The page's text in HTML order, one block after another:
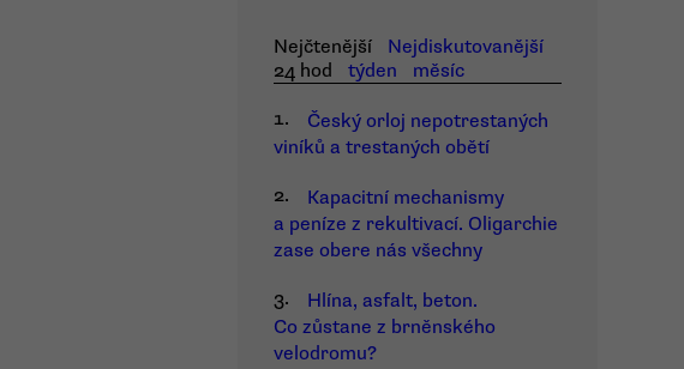
Nejčtenější
Nejdiskutovanější
24 hod
týden
měsíc
1.
Český orloj nepotrestaných
viníků a trestaných obětí
2.
Kapacitní mechanismy
a peníze z rekultivací. Oligarchie
zase obere nás všechny
3.
Hlína, asfalt, beton.
Co zůstane z brněnského
velodromu?